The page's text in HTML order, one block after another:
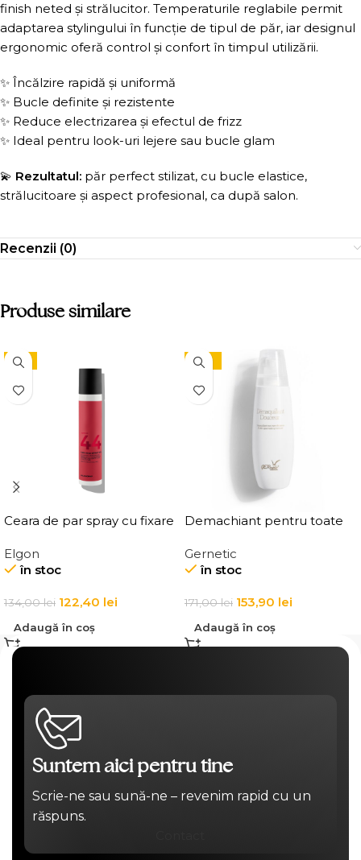
finish neted și strălucitor. Temperaturile reglabile permit
adaptarea stylingului în funcție de tipul de păr, iar designul
ergonomic oferă control și confort în timpul utilizării.
✨ Încălzire rapidă și uniformă
✨ Bucle definite și rezistente
✨ Reduce electrizarea și efectul de frizz
✨ Ideal pentru look-uri lejere sau bucle glam
💫 Rezultatul: păr perfect stilizat, cu bucle elastice,
strălucitoare și aspect profesional, ca după salon.
Recenzii (0)
Produse similare
-9%
Ceara de par spray cu fixare
Hold Spray Wax
Elgon
în stoc
134,00lei 122,40 lei
Adaugă în coș
-10%
Demachiant pentru toate
Demaquillant Douceur All
Skin Types Make-Up
Gernetic
în stoc
171,00lei 153,90 lei
Adaugă în coș
Suntem aici pentru tine
Scrie-ne sau sună-ne – revenim rapid cu un
răspuns.